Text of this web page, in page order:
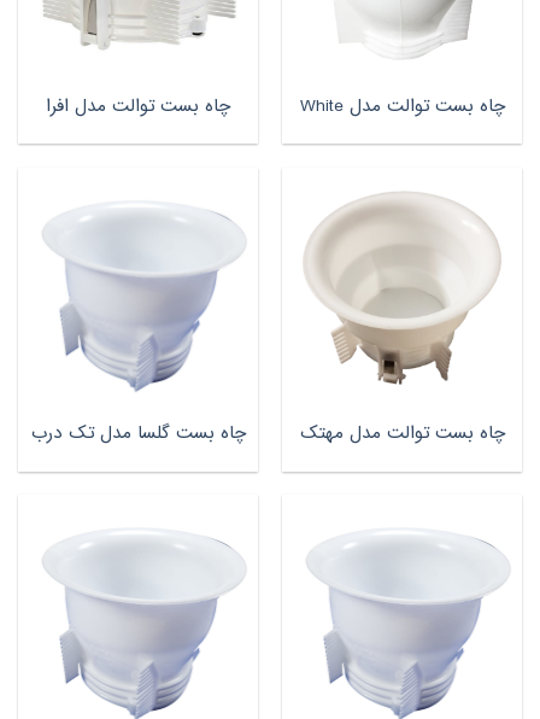
چاه بست توالت مدل White چاه بست توالت مدل افرا
چاه بست توالت مدل مهتک چاه بست گلسا مدل تک درب